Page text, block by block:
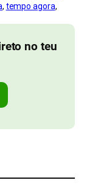
, tempo agora
no teu